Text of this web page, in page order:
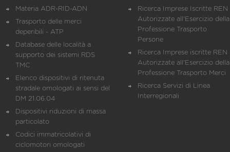
Materia ADR-RID-ADN
Trasporto delle merci
deperibili - ATP
Database delle località a
supporto dei sistemi RDS
TMC
Elenco dispositivi di ritenuta
stradale omologati ai sensi del
DM 21.06.04
Dispositivi riduzioni di massa
particolato
Codici immatricolativi di
ciclomotori omologati
Ricerca Imprese Iscritte REN
Autorizzate all'Esercizio della
Professione Trasporto
Persone
Ricerca Imprese iscritte REN
Autorizzate all'Esercizio della
Professione Trasporto Merci
Ricerca Servizi di Linea
Interregionali